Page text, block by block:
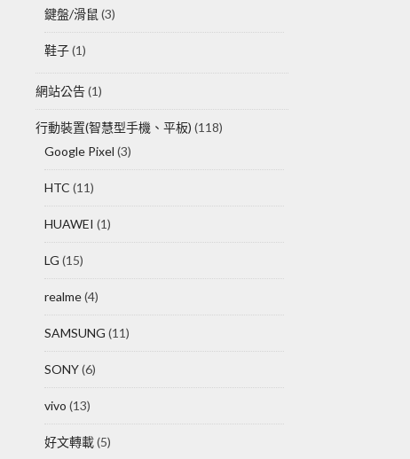
鍵盤/滑鼠 (3)
鞋子(1)
網站公告(1)
行動裝置(智慧型手機、平板) (118)
Google Pixel (3)
HTC (11)
HUAWEI (1)
LG (15)
realme(4)
SAMSUNG (11)
SONY(6)
vivo (13)
好文轉載(5)